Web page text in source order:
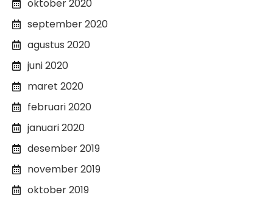
oktober 2020
september 2020
agustus 2020
juni 2020
maret 2020
februari 2020
januari 2020
desember 2019
november 2019
oktober 2019